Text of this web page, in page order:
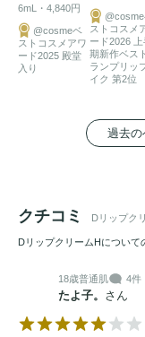
6mL・4,840円
@cosmeベ
ストコスメアワ
ード2025 殿堂
入り
ストコスメ
ード2026 上
期新作ベス
ランプリッ
イク 第2位
過去の
クチコミ Dリップク
DリップクリームHについて
18歳普通肌 4件
たよ子。 さん